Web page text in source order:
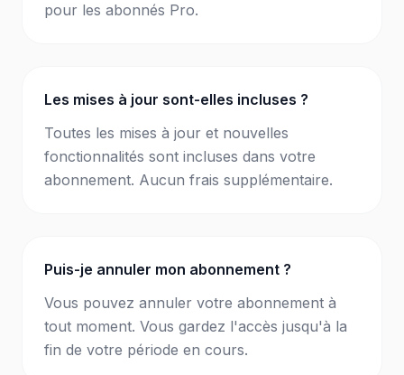
pour les abonnés Pro.
Les mises à jour sont-elles incluses ?
Toutes les mises à jour et nouvelles
fonctionnalités sont incluses dans votre
abonnement. Aucun frais supplémentaire.
Puis-je annuler mon abonnement ?
Vous pouvez annuler votre abonnement à
tout moment. Vous gardez l'accès jusqu'à la
fin de votre période en cours.